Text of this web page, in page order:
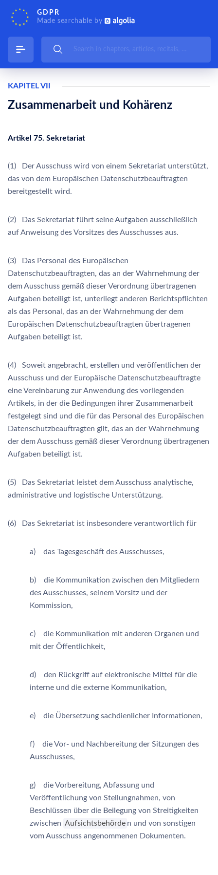
GDPR
Made searchable by
KAPITEL VII
Zusammenarbeit und Kohärenz
Artikel 75. Sekretariat
(1) Der Ausschuss wird von einem Sekretariat unterstützt,
das von dem Europäischen Datenschutzbeauftragten
bereitgestellt wird.
(2) Das Sekretariat führt seine Aufgaben ausschließlich
auf Anweisung des Vorsitzes des Ausschusses aus.
(3) Das Personal des Europäischen
Datenschutzbeauftragten, das an der Wahrnehmung der
dem Ausschuss gemäß dieser Verordnung übertragenen
Aufgaben beteiligt ist, unterliegt anderen Berichtspflichten
als das Personal, das an der Wahrnehmung der dem
Europäischen Datenschutzbeauftragten übertragenen
Aufgaben beteiligt ist.
(4) Soweit angebracht, erstellen und veröffentlichen der
Ausschuss und der Europäische Datenschutzbeauftragte
eine Vereinbarung zur Anwendung des vorliegenden
Artikels, in der die Bedingungen ihrer Zusammenarbeit
festgelegt sind und die für das Personal des Europäischen
Datenschutzbeauftragten gilt, das an der Wahrnehmung
der dem Ausschuss gemäß dieser Verordnung übertragenen
Aufgaben beteiligt ist.
(5) Das Sekretariat leistet dem Ausschuss analytische,
administrative und logistische Unterstützung.
(6) Das Sekretariat ist insbesondere verantwortlich für
a) das Tagesgeschäft des Ausschusses,
b) die Kommunikation zwischen den Mitgliedern
des Ausschusses, seinem Vorsitz und der
Kommission,
c) die Kommunikation mit anderen Organen und
mit der Öffentlichkeit,
d) den Rückgriff auf elektronische Mittel für die
interne und die externe Kommunikation,
e) die Übersetzung sachdienlicher Informationen,
f) die Vor- und Nachbereitung der Sitzungen des
Ausschusses,
g) die Vorbereitung, Abfassung und
Veröffentlichung von Stellungnahmen, von
Beschlüssen über die Beilegung von Streitigkeiten
zwischen Aufsichtsbehörde n und von sonstigen
vom Ausschuss angenommenen Dokumenten.